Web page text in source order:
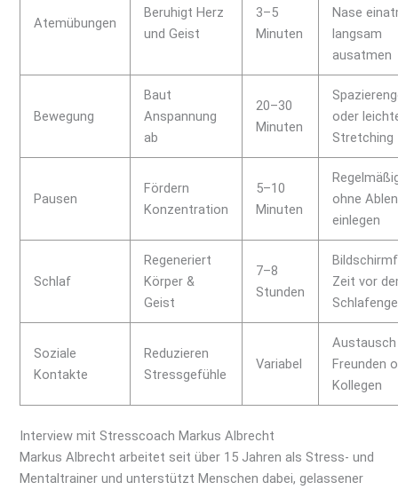
Atemübungen
Beruhigt Herz
und Geist
3–5
Minuten
Nase
langsam
ausatmen
Bewegung
Baut
Anspannung
ab
20–30
Minuten
oder
Stretching
Pausen
Fördern
Konzentration
5–10
Minuten
ohne
einlegen
Schlaf
Regeneriert
Körper &
Geist
7–8
Stunden
Zeit vor
Soziale
Kontakte
Reduzieren
Stressgefühle
Variabel
Freunden
Kollegen
Interview mit Stresscoach Markus Albrecht
Markus Albrecht arbeitet seit über 15 Jahren als Stress- und
Mentaltrainer und unterstützt Menschen dabei, gelassener